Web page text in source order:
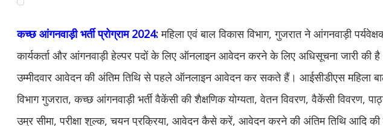
कच्छ आंगनवाड़ी भर्ती प्रोग्राम 2024:महिला एवं बाल विकास विभाग, गुजरात ने आंगनवाड़ी
कार्यकर्ता और आंगनवाड़ी हेल्पर पदों के लिए ऑनलाइन आवेदन करने के लिए अधिसूचना जारी की
उम्मीदवार आवेदन की अंतिम तिथि से पहले ऑनलाइन आवेदन कर सकते हैं। आईसीडीएस महिला
विभाग गुजरात, कच्छ आंगनवाड़ी भर्ती वैकेंसी की शैक्षणिक योग्यता, वेतन विवरण, वैकेंसी विवरण,
उम्र सीमा, परीक्षा शुल्क, चयन प्रक्रिया, आवेदन कैसे करें, आवेदन करने की अंतिम तिथि आदि की